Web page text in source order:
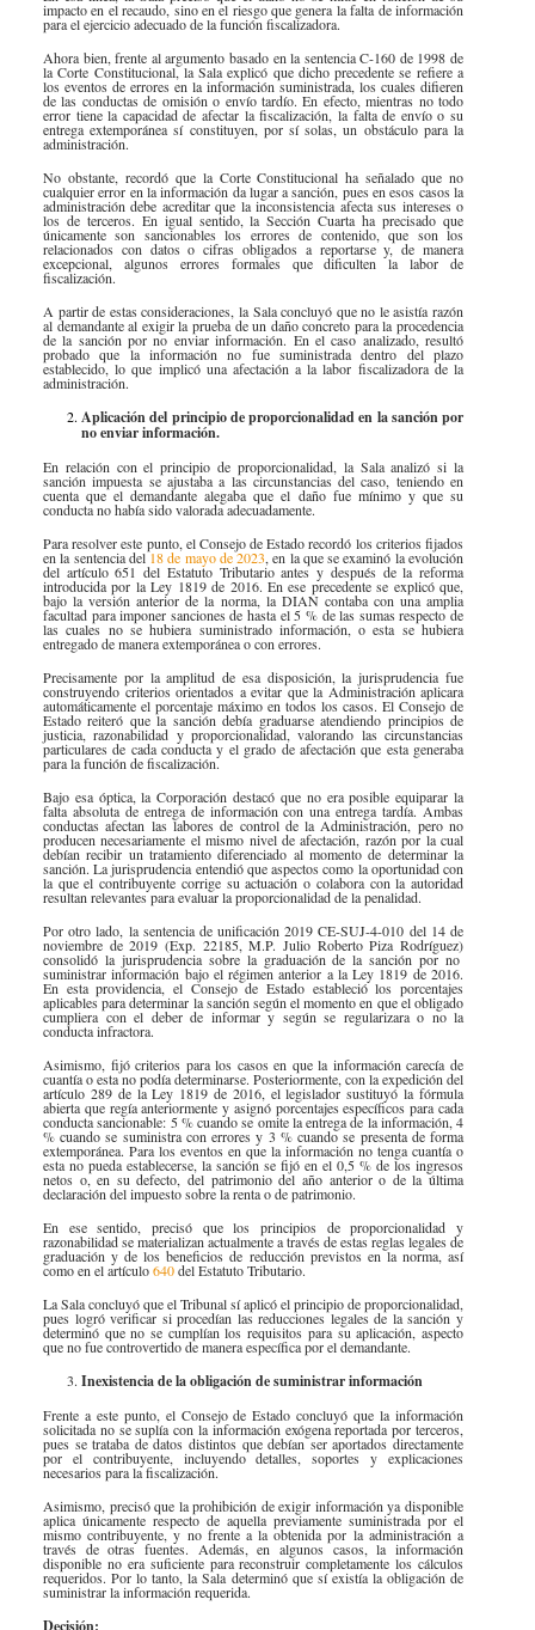
impacto en el recaudo, sino en el riesgo que genera la falta de información
para el ejercicio adecuado de la función fiscalizadora.
Ahora bien, frente al argumento basado en la sentencia C-160 de 1998 de
la Corte Constitucional, la Sala explicó que dicho precedente se refiere a
los eventos de errores en la información suministrada, los cuales difieren
de las conductas de omisión o envío tardío. En efecto, mientras no todo
error tiene la capacidad de afectar la fiscalización, la falta de envío o su
entrega extemporánea sí constituyen, por sí solas, un obstáculo para la
administración.
No obstante, recordó que la Corte Constitucional ha señalado que no
cualquier error en la información da lugar a sanción, pues en esos casos la
administración debe acreditar que la inconsistencia afecta sus intereses o
los de terceros. En igual sentido, la Sección Cuarta ha precisado que
únicamente son sancionables los errores de contenido, que son los
relacionados con datos o cifras obligados a reportarse y, de manera
excepcional, algunos errores formales que dificulten la labor de
fiscalización.
A partir de estas consideraciones, la Sala concluyó que no le asistía razón
al demandante al exigir la prueba de un daño concreto para la procedencia
de la sanción por no enviar información. En el caso analizado, resultó
probado que la información no fue suministrada dentro del plazo
establecido, lo que implicó una afectación a la labor fiscalizadora de la
administración.
Aplicación del principio de proporcionalidad en la sanción por
no enviar información.
En relación con el principio de proporcionalidad, la Sala analizó si la
sanción impuesta se ajustaba a las circunstancias del caso, teniendo en
cuenta que el demandante alegaba que el daño fue mínimo y que su
conducta no había sido valorada adecuadamente.
Para resolver este punto, el Consejo de Estado recordó los criterios fijados
en la sentencia del18 de mayo de 2023​, en la que se examinó la evolución
del artículo 651 del Estatuto Tributario antes y después de la reforma
introducida por la Ley 1819 de 2016. En ese precedente se expl​icó que,
bajo la versión anterior de la norma, la DIAN contaba con una amplia
facultad para imponer sanciones de hasta el 5 % de las sumas respecto de
las cuales no se hubiera suministrado información, o esta se hubiera
entregado de manera extemporánea o con errores.
Precisamente por la amplitud de esa disposición, la jurisprudencia fue
construyendo criterios orientados a evitar que la Administración aplicara
automáticamente el porcentaje máximo en todos los casos. El Consejo de
Estado reiteró que la sanción debía graduarse atendiendo principios de
justicia, razonabilidad y proporcionalidad, valorando las circunstancias
particulares de cada conducta y el grado de afectación que esta generaba
para la función de fiscalización.
Bajo esa óptica, la Corporación destacó que no era posible equiparar la
falta absoluta de entrega de información con una entrega tardía. Ambas
conductas afectan las labores de control de la Administración, pero no
producen necesariamente el mismo nivel de afectación, razón por la cual
debían recibir un tratamiento diferenciado al momento de determinar la
sanción. La jurisprudencia entendió que aspectos como la oportunidad con
la que el contribuyente corrige su actuación o colabora con la autoridad
resultan relevantes para evaluar la proporcionalidad de la penalidad.
Por otro lado, la sentencia de unificación 2019 CE-SUJ-4-010 del 14 de
noviembre de 2019 (Exp. 22185, M.P. Julio Roberto Piza Rodríguez)
consolidó la jurisprudencia sobre la graduación de la sanción por no
suministrar información bajo el régimen anterior a la Ley 1819 de 2016.
En esta providencia, el Consejo de Estado estableció los porcentajes
aplicables para determinar la sanción según el momento en que el obligado
cumpliera con el deber de informar y según se regularizara o no la
conducta infractora.
Asimismo, fijó criterios para los casos en que la información carecía de
cuantía o esta no podía determinarse. Posteriormente, con la expedición del
artículo 289 de la Ley 1819 de 2016, el legislador sustituyó la fórmula
abierta que regía anteriormente y asignó porcentajes específicos para cada
conducta sancionable: 5 % cuando se omite la entrega de la información, 4
% cuando se suministra con errores y 3 % cuando se presenta de forma
extemporánea. Para los eventos en que la información no tenga cuantía o
esta no pueda establecerse, la sanción se fijó en el 0,5 % de los ingresos
netos o, en su defecto, del patrimonio del año anterior o de la última
declaración del impuesto sobre la renta o de patrimonio.
En ese sentido, precisó que los principios de proporcionalidad y
razonabilidad se materializan actualmente a través de estas reglas legales de
graduación y de los beneficios de reducción previstos en la norma, así
como en el artículo640​del Estatuto Tributario.
La Sala concluyó que el Tribunal sí aplicó el principio de proporcionalidad,
pues logró verificar si procedían las reducciones legales de la sanción y
determinó que no se cumplían los requisitos para su aplicación, aspecto
que no fue controvertido de manera específica por el demandante.
Inexistencia de la obligación de suministrar información
Frente a este punto, el Consejo de Estado concluyó que la información
solicitada no se suplía con la información exógena reportada por terceros,
pues se trataba de datos distintos que debían ser aportados directamente
por el contribuyente, incluyendo detalles, soportes y explicaciones
necesarios para la fiscalización.
Asimismo, precisó que la prohibición de exigir información ya disponible
aplica únicamente respecto de aquella previamente suministrada por el
mismo contribuyente, y no frente a la obtenida por la administración a
través de otras fuentes. Además, en algunos casos, la información
disponible no era suficiente para reconstruir completamente los cálculos
requeridos. Por lo tanto, la Sala determinó que sí existía la obligación de
suministrar la información requerida.
Decisión: